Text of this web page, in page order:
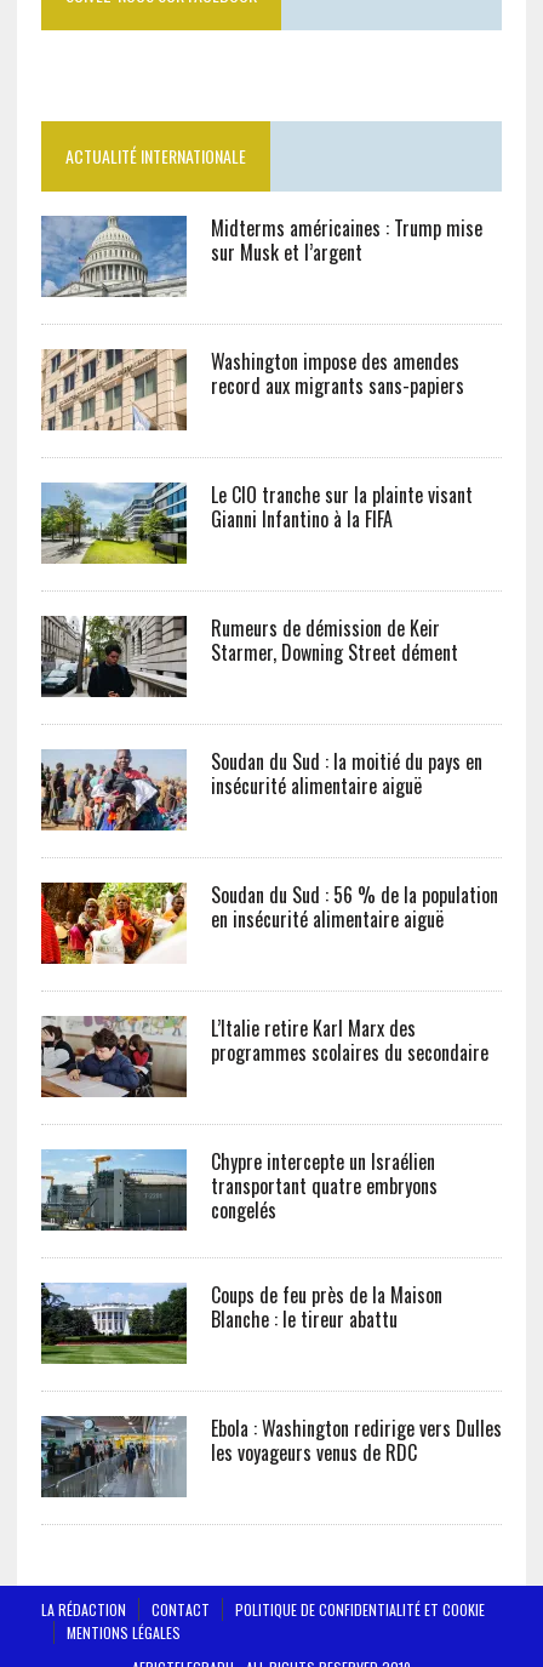
ACTUALITÉ INTERNATIONALE
Midterms américaines : Trump mise
sur Musk et l’argent
Washington impose des amendes
record aux migrants sans-papiers
Le CIO tranche sur la plainte visant
Gianni Infantino à la FIFA
Rumeurs de démission de Keir
Starmer, Downing Street dément
Soudan du Sud : la moitié du pays en
insécurité alimentaire aiguë
Soudan du Sud : 56 % de la population
en insécurité alimentaire aiguë
L’Italie retire Karl Marx des
programmes scolaires du secondaire
Chypre intercepte un Israélien
transportant quatre embryons
congelés
Coups de feu près de la Maison
Blanche : le tireur abattu
Ebola : Washington redirige vers Dulles
les voyageurs venus de RDC
LA RÉDACTION CONTACT
POLITIQUE DE CONFIDENTIALITÉ ET COOKIE
MENTIONS LÉGALES